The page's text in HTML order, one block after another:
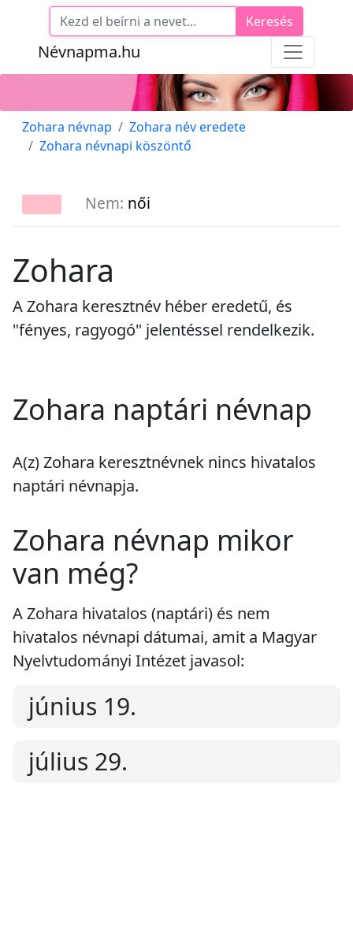
Névnapma.hu
Keresés
Zohara névnap
Zohara név eredete
Zohara névnapi köszöntő
Nem: női
Zohara
A Zohara keresztnév héber eredetű, és
"fényes, ragyogó" jelentéssel rendelkezik.
Zohara naptári névnap
A(z) Zohara keresztnévnek nincs hivatalos
naptári névnapja.
Zohara névnap mikor
van még?
A Zohara hivatalos (naptári) és nem
hivatalos névnapi dátumai, amit a Magyar
Nyelvtudományi Intézet javasol:
június 19.
július 29.